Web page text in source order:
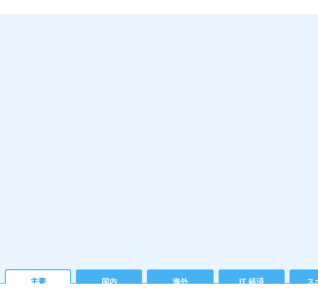
主要 国内 海外 IT 経済 ス